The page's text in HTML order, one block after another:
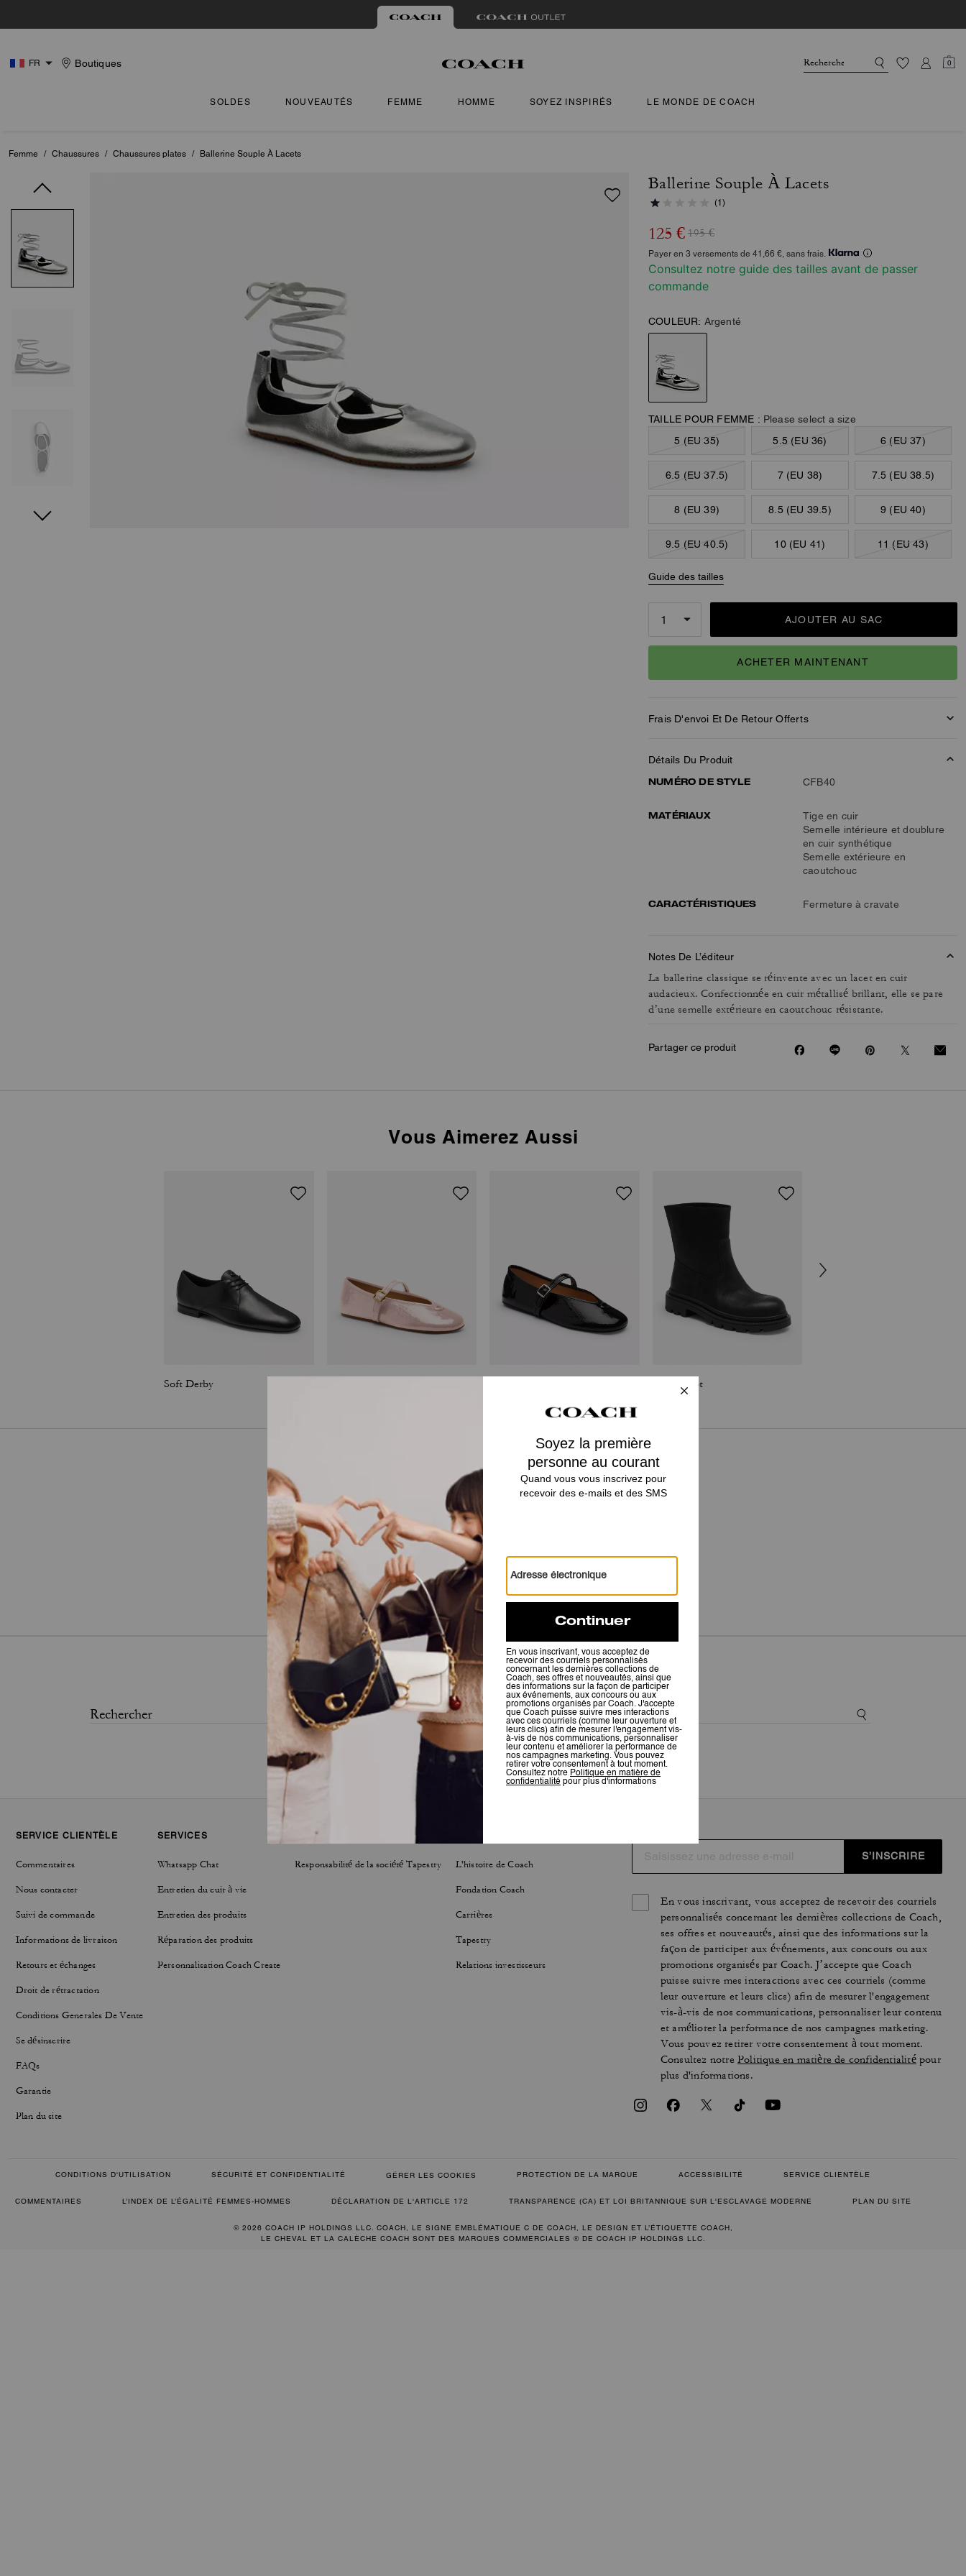
FR Boutiques 0
SOLDES NOUVEAUTÉS FEMME HOMME SOYEZ INSPIRÉS LE MONDE DE COACH
Femme / Chaussures / Chaussures plates / Ballerine Souple À Lacets
Ballerine Souple À Lacets
(1)
125 € 195 €
Payer en 3 versements de 41,66 €, sans frais.
Consultez notre guide des tailles avant de passer
commande
COULEUR: Argenté
TAILLE POUR FEMME : Please select a size
5 (EU 35)
5.5 (EU 36) 6 (EU 37)
6.5 (EU 37.5) 7 (EU 38) 7.5 (EU 38.5)
8 (EU 39) 8.5 (EU 39.5) 9 (EU 40)
9.5 (EU 40.5) 10 (EU 41) 11 (EU 43)
Guide des tailles
AJOUTER AU SAC
ACHETER MAINTENANT
Frais D'envoi Et De Retour Offerts
Détails Du Produit
NUMÉRO DE STYLE
CFB40
MATÉRIAUX
Tige en cuir
Semelle intérieure et doublure
en cuir synthétique
Semelle extérieure en
caoutchouc
CARACTÉRISTIQUES Fermeture à cravate
Notes De L’éditeur
La ballerine classique se réinvente avec un lacet en cuir
audacieux. Confectionnée en cuir métallisé brillant, elle se pare
d’une semelle extérieure en caoutchouc résistante.
Partager ce produit
Vous Aimerez Aussi
Soft Derby Work Boot
Avis
Il n’y a pas encore d’avis.
Pour plus d’informations sur la manière dont nous vérifions nos avis, cliquez
SERVICE CLIENTÈLE
Commentaires
Nous contacter
Suivi de commande
Informations de livraison
Retours et échanges
Droit de rétractation
Conditions Generales De Vente
Se désinscrire
FAQs
Garantie
Plan du site
SERVICES
Whatsapp Chat
Entretien du cuir à vie
Entretien des produits
Réparation des produits
Personnalisation Coach Create
DÉVELOPPEMENT DURABLE
Responsabilité de la société Tapestry L'histoire de Coach
Fondation Coach
Carrières
Tapestry
Relations investisseurs
S’INSCRIRE
En vous inscrivant, vous acceptez de recevoir des courriels
personnalisés concernant les dernières collections de Coach,
ses offres et nouveautés, ainsi que des informations sur la
façon de participer aux événements, aux concours ou aux
promotions organisés par Coach. J’accepte que Coach
puisse suivre mes interactions avec ces courriels (comme
leur ouverture et leurs clics) afin de mesurer l'engagement
vis-à-vis de nos communications, personnaliser leur contenu
et améliorer la performance de nos campagnes marketing.
Vous pouvez retirer votre consentement à tout moment.
Consultez notrePolitique en matière de confidentialitépour
plus d'informations.
CONDITIONS D'UTILISATION SÉCURITÉ ET CONFIDENTIALITÉ GÉRER LES COOKIES PROTECTION DE LA MARQUE ACCESSIBILITÉ SERVICE CLIENTÈLE
COMMENTAIRES L’INDEX DE L’ÉGALITÉ FEMMES-HOMMES DÉCLARATION DE L'ARTICLE 172 TRANSPARENCE (CA) ET LOI BRITANNIQUE SUR L'ESCLAVAGE MODERNE PLAN DU SITE
© 2026 COACH IP HOLDINGS LLC. COACH, LE SIGNE EMBLÉMATIQUE C DE COACH, LE DESIGN ET L’ÉTIQUETTE COACH,
LE CHEVAL ET LA CALÈCHE COACH SONT DES MARQUES COMMERCIALES ® DE COACH IP HOLDINGS LLC.